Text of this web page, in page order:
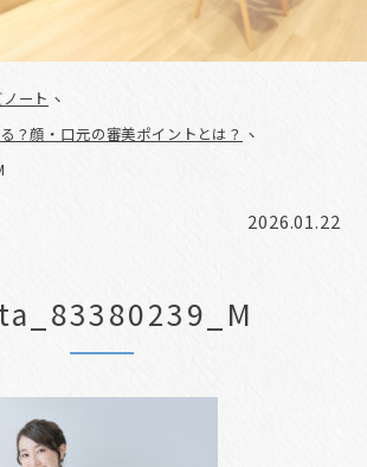
ート
？顔・口元の審美ポイントとは？
2026.01.22